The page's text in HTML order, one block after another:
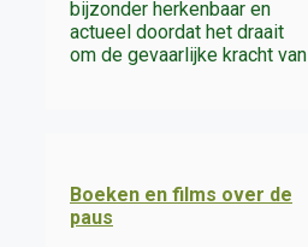
bijzonder herkenbaar en
actueel doordat het draait
om de gevaarlijke kracht van
Boeken en films over de
paus